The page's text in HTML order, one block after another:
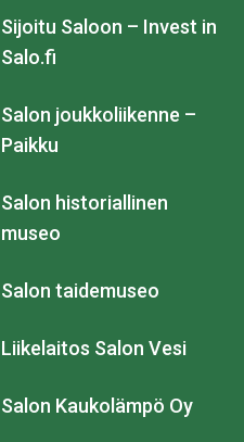
Sijoitu Saloon – Invest in
Salo.fi
Salon joukkoliikenne –
Paikku
Salon historiallinen
museo
Salon taidemuseo
Liikelaitos Salon Vesi
Salon Kaukolämpö Oy